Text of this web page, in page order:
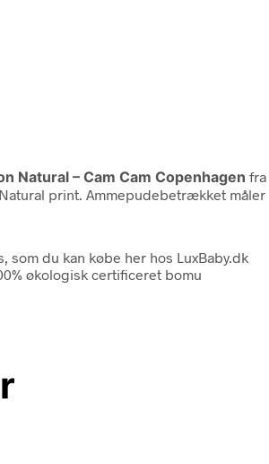
Natural – Cam Cam Copenhagen fra
print. Ammepudebetrækket måler
som du kan købe her hos LuxBaby.dk
økologisk certificeret bomu